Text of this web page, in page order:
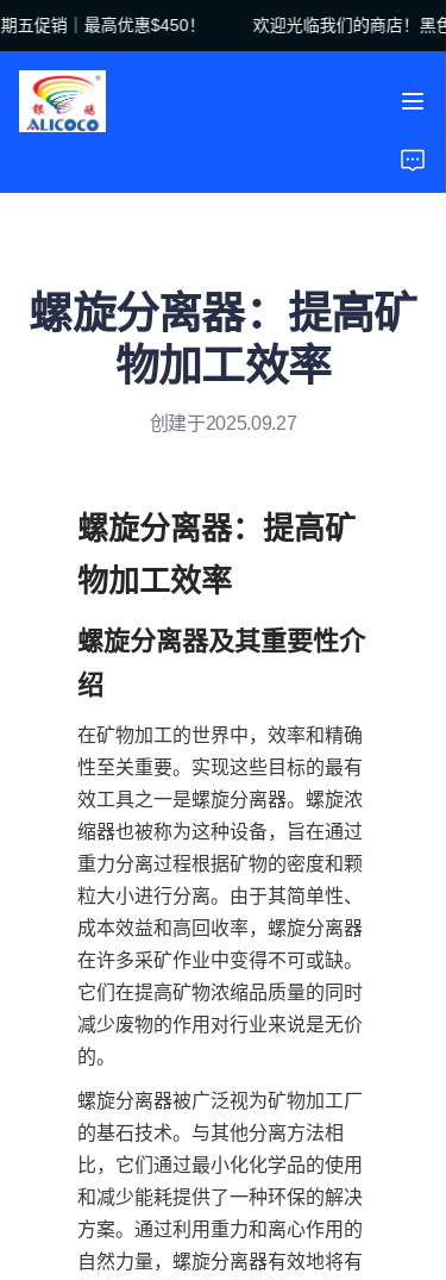
促销｜最高优惠$450！
欢迎光临我们的商店！黑
欢迎光临我们的商店！
螺旋分离器：提高矿
物加工效率
创建于2025.09.27
螺旋分离器：提高矿
物加工效率
螺旋分离器及其重要性介
绍
在矿物加工的世界中，效率和精确
性至关重要。实现这些目标的最有
效工具之一是螺旋分离器。螺旋浓
缩器也被称为这种设备，旨在通过
重力分离过程根据矿物的密度和颗
粒大小进行分离。由于其简单性、
成本效益和高回收率，螺旋分离器
在许多采矿作业中变得不可或缺。
它们在提高矿物浓缩品质量的同时
减少废物的作用对行业来说是无价
的。
螺旋分离器被广泛视为矿物加工厂
的基石技术。与其他分离方法相
比，它们通过最小化化学品的使用
和减少能耗提供了一种环保的解决
方案。通过利用重力和离心作用的
自然力量，螺旋分离器有效地将有
首页
产品
案例研究